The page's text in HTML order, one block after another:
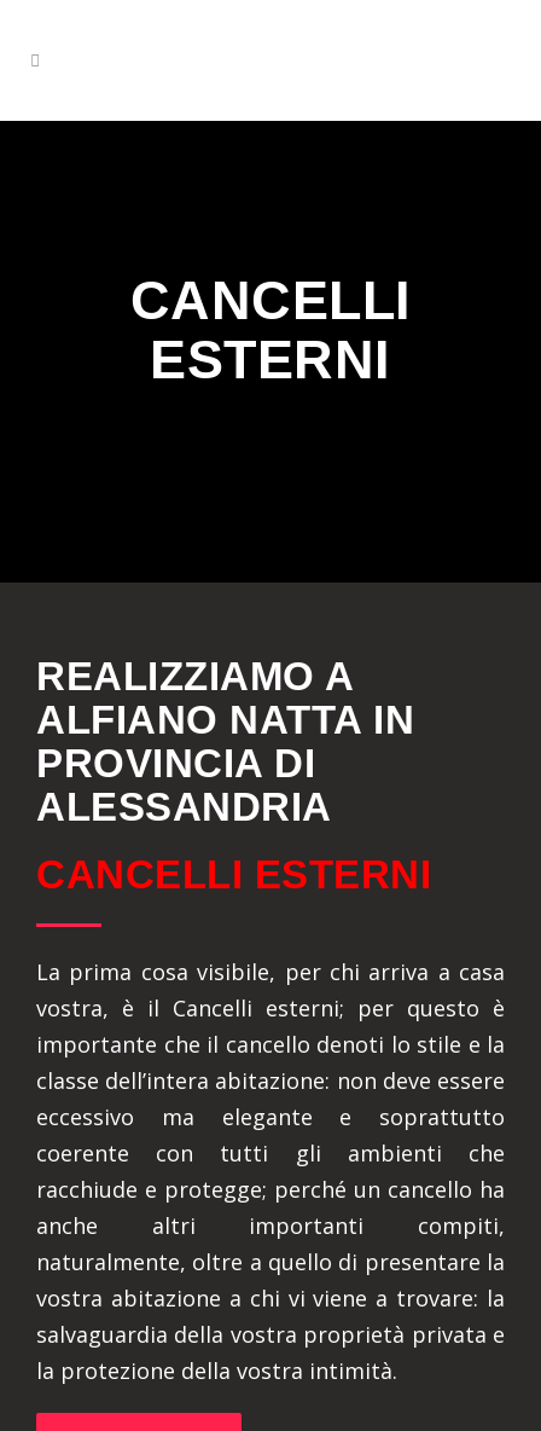
CANCELLI
ESTERNI
REALIZZIAMO A
ALFIANO NATTA IN
PROVINCIA DI
ALESSANDRIA
CANCELLI ESTERNI
La prima cosa visibile, per chi arriva a casa
vostra, è il Cancelli esterni; per questo è
importante che il cancello denoti lo stile e la
classe dell’intera abitazione: non deve essere
eccessivo ma elegante e soprattutto
coerente con tutti gli ambienti che
racchiude e protegge; perché un cancello ha
anche altri importanti compiti,
naturalmente, oltre a quello di presentare la
vostra abitazione a chi vi viene a trovare: la
salvaguardia della vostra proprietà privata e
la protezione della vostra intimità.